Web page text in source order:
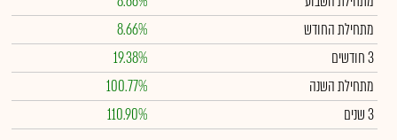
מתחילת החודש
8.66%
3 חודשים
19.38%
מתחילת השנה
100.77%
3 שנים
110.90%